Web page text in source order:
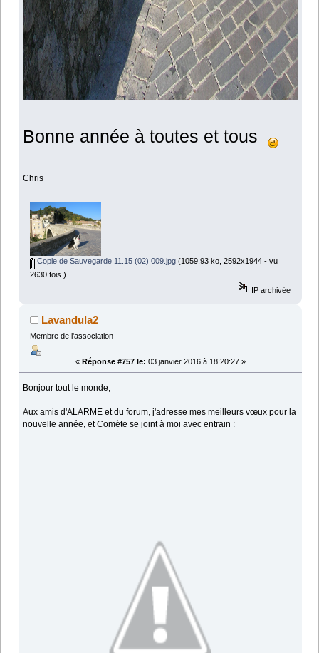
Bonne année à toutes et tous
Chris
Copie de Sauvegarde 11.15 (02) 009.jpg(1059.93 ko, 2592x1944 - vu
2630 fois.)
IP archivée
Lavandula2
Membre de l'association
« Réponse #757 le: 03 janvier 2016 à 18:20:27 »
Bonjour tout le monde,
Aux amis d'ALARME et du forum, j'adresse mes meilleurs vœux pour la
nouvelle année, et Comète se joint à moi avec entrain :